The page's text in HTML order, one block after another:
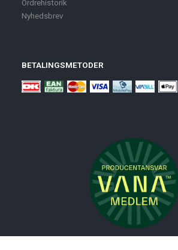
Ordrehistorik
Nyhedsbrev
BETALINGSMETODER